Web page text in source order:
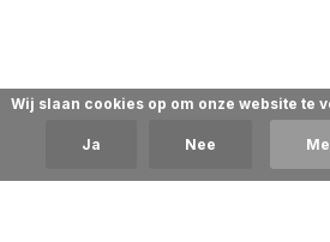
Wij slaan cookies op om onze website te
Ja Nee